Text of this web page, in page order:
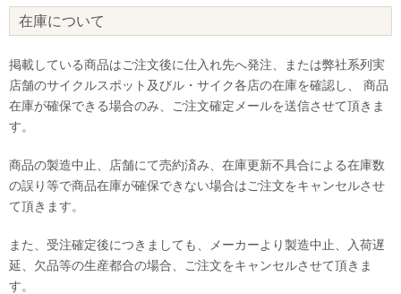
在庫について
掲載している商品はご注文後に仕入れ先へ発注、または弊社系列実
店舗のサイクルスポット及びル・サイク各店の在庫を確認し、 商品
在庫が確保できる場合のみ、ご注文確定メールを送信させて頂きま
す。
商品の製造中止、店舗にて売約済み、在庫更新不具合による在庫数
の誤り等で商品在庫が確保できない場合はご注文をキャンセルさせ
て頂きます。
また、受注確定後につきましても、メーカーより製造中止、入荷遅
延、欠品等の生産都合の場合、ご注文をキャンセルさせて頂きま
す。